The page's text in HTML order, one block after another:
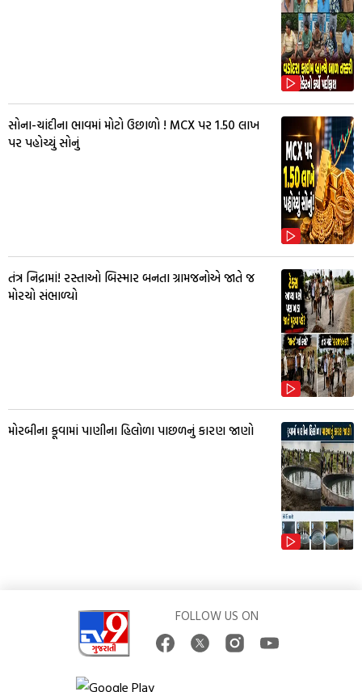
સોના-ચાંદીના ભાવમાં મોટો ઉછાળો ! MCX પર ₹1.50 લાખ
પર પહોચ્યું સોનું
તંત્ર નિદ્રામાં! રસ્તાઓ બિસ્માર બનતા ગ્રામજનોએ જાતે જ
મોરચો સંભાળ્યો
મોરબીના કૂવામાં પાણીના હિલોળા પાછળનું કારણ જાણો
FOLLOW US ON